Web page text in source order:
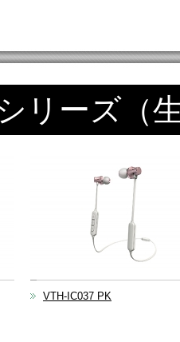
リーズ（
VTH-IC037 PK